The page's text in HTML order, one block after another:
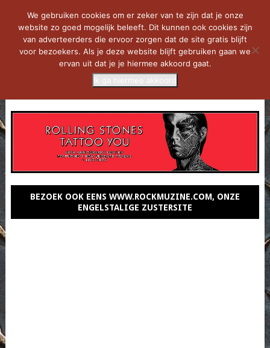
BEZOEK OOK EENS WWW.ROCKMUZINE.COM, ONZE
ENGELSTALIGE ZUSTERSITE
We gebruiken cookies om er zeker van te zijn dat je onze
website zo goed mogelijk beleeft. Dit kunnen ook cookies zijn
van adverteerders die ervoor zorgen dat de site gratis blijft
voor bezoekers. Als je deze website blijft gebruiken gaan we
ervan uit dat je je hiermee akkoord gaat.
Ik ga hiermee akkoord